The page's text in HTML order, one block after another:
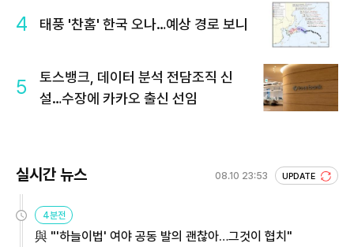
4 태풍 '찬홈' 한국 오나…예상 경로 보니
5
토스뱅크, 데이터 분석 전담조직 신
설…수장에 카카오 출신 선임
실시간 뉴스 08.10 23:53 UPDATE
4분전
與 "'하늘이법' 여야 공동 발의 괜찮아…그것이 협치"